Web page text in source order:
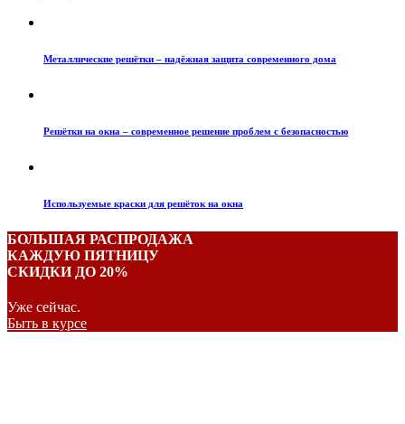
Металлические решётки – надёжная защита современного дома
Решётки на окна – современное решение проблем с безопасностью
Используемые краски для решёток на окна
БОЛЬШАЯ РАСПРОДАЖА
КАЖДУЮ ПЯТНИЦУ
СКИДКИ ДО 20%
Уже сейчас.
Быть в курсе